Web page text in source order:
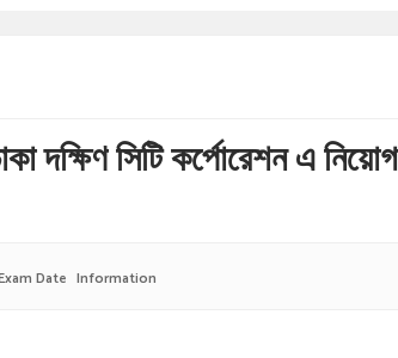
সিটি কর্পোরেশন এ নিয়োগ
Date Information